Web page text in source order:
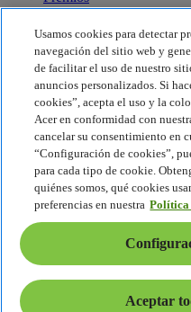
Eventos
Sostenibilidad
Sostenibilidad
Responsabilidad social
Huella de carbono del
Proyecto Humanity
Earthion
Política de privacidad
Política de cookies
Aviso legal
Información legal adicional
Política de accesibilidad
Configuración de cookies
América Latina - Español
Usamos cookies para detectar
navegación del sitio web y
de facilitar el uso de nuestro
anuncios personalizados. Si
cookies”, acepta el uso y la
Acer en conformidad con
cancelar su consentimiento en
“Configuración de cookies”,
para cada tipo de cookie.
quiénes somos, qué cookies
preferencias en nuestra Política
Aceptar